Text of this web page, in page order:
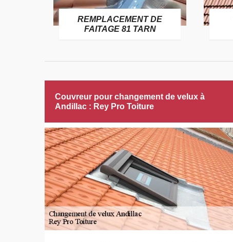
REMPLACEMENT DE
FAITAGE 81 TARN
Couvreur pour changement de velux à
Andillac : Rey Pro Toiture